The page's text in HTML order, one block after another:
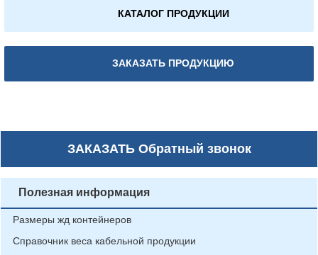
КАТАЛОГ ПРОДУКЦИИ
ЗАКАЗАТЬ ПРОДУКЦИЮ
ЗАКАЗАТЬОбратный звонок
Полезная информация
Размеры жд контейнеров
Справочник веса кабельной продукции